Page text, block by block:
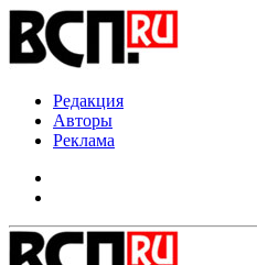
Редакция
Авторы
Реклама